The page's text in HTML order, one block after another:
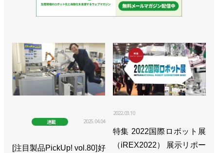
連載 2025.04.04
[注目製品PickUp! vol.80]好
2022.03.10
特集 2022国際ロボット展
（iREX2022） 展示リポー